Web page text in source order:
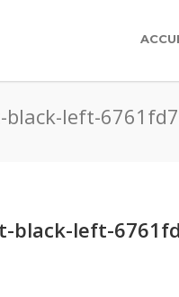
black-left-
black-left-